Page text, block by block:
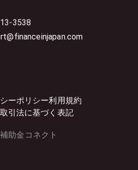
3538
ーポリシー利用規約
引法に基づく表記
助金コネクト